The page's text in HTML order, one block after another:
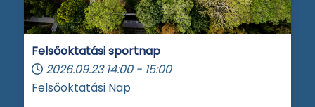
Felsőoktatási sportnap
2026.09.23 14:00 - 15:00
Felsőoktatási Nap